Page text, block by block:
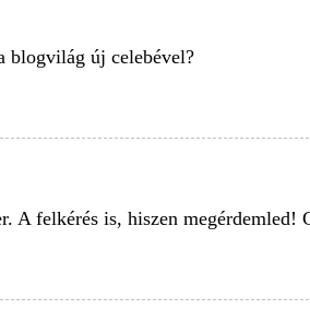
blogvilág új celebével?
A felkérés is, hiszen megérdemled!